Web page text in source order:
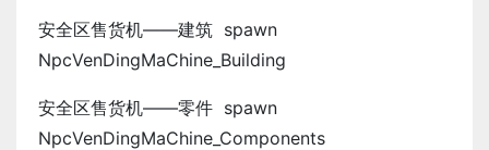
安全区售货机——建筑 spawn
NpcVenDingMaChine_Building
安全区售货机——零件 spawn
NpcVenDingMaChine_Components